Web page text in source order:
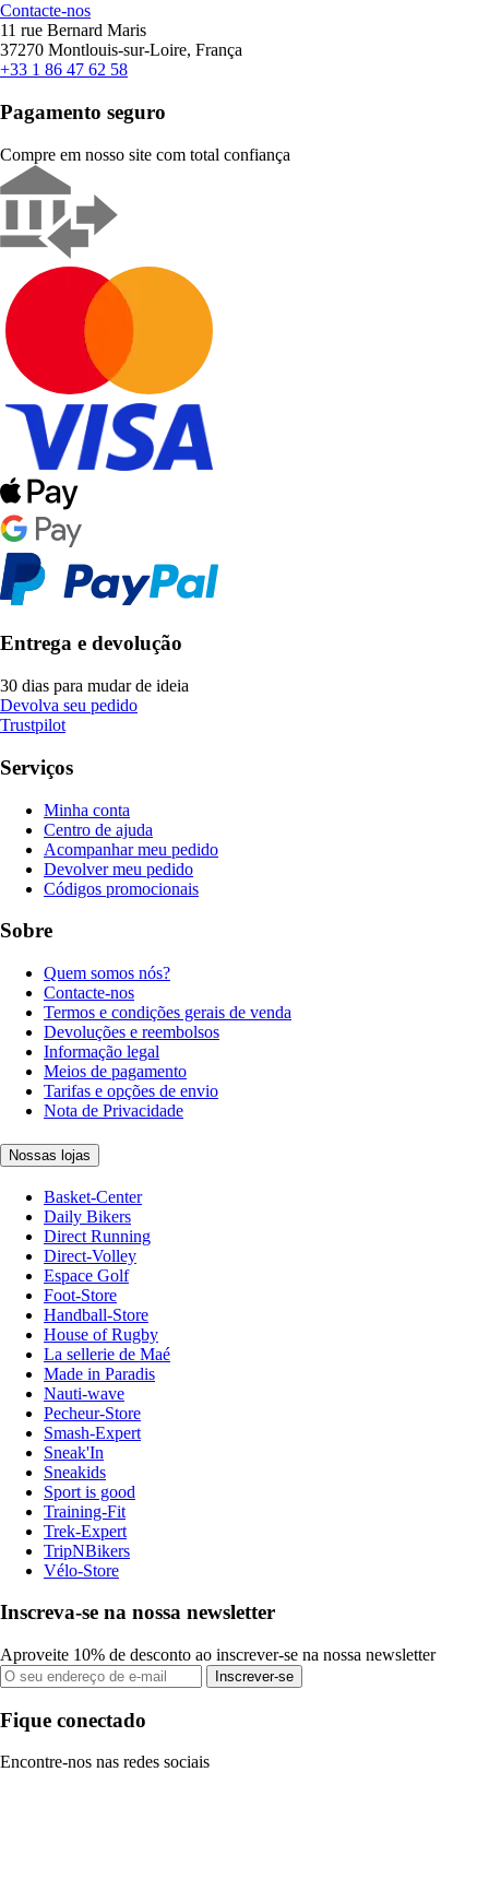
Contacte-nos
11 rue Bernard Maris
37270 Montlouis-sur-Loire, França
+33 1 86 47 62 58
Pagamento seguro
Compre em nosso site com total confiança
Entrega e devolução
30 dias para mudar de ideia
Devolva seu pedido
Trustpilot
Serviços
Minha conta
Centro de ajuda
Acompanhar meu pedido
Devolver meu pedido
Códigos promocionais
Sobre
Quem somos nós?
Contacte-nos
Termos e condições gerais de venda
Devoluções e reembolsos
Informação legal
Meios de pagamento
Tarifas e opções de envio
Nota de Privacidade
Nossas lojas
Basket-Center
Daily Bikers
Direct Running
Direct-Volley
Espace Golf
Foot-Store
Handball-Store
House of Rugby
La sellerie de Maé
Made in Paradis
Nauti-wave
Pecheur-Store
Smash-Expert
Sneak'In
Sneakids
Sport is good
Training-Fit
Trek-Expert
TripNBikers
Vélo-Store
Inscreva-se na nossa newsletter
Aproveite 10% de desconto ao inscrever-se na nossa newsletter
Inscrever-se
Fique conectado
Encontre-nos nas redes sociais